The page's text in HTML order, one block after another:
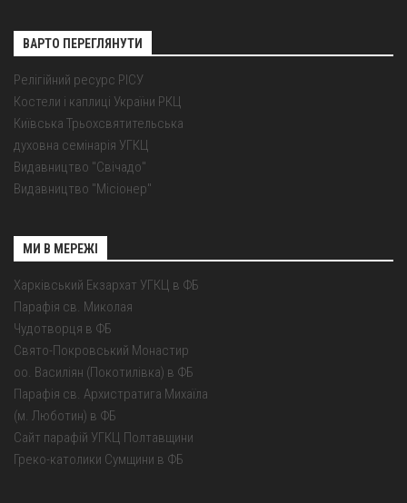
ВАРТО ПЕРЕГЛЯНУТИ
Релігійний ресурс РІСУ
Костели і каплиці України РКЦ
Київська Трьохсвятительська
духовна семінарія УГКЦ
Видавництво "Свічадо"
Видавництво "Місіонер"
МИ В МЕРЕЖІ
Харківський Екзархат УГКЦ в ФБ
Парафія св. Миколая
Чудотворця в ФБ
Свято-Покровський Монастир
оо. Василіян (Покотилівка) в ФБ
Парафія св. Архистратига Михаїла
(м. Люботин) в ФБ
Сайт парафій УГКЦ Полтавщини
Греко-католики Сумщини в ФБ